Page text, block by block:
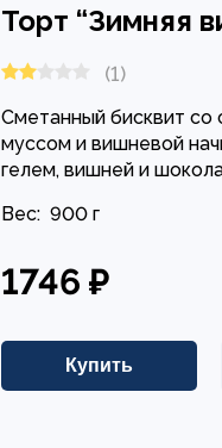
Торт “Зимняя
(1)
Сметанный бисквит
муссом и вишневой
гелем, вишней и
Вес: 900 г
1746 ₽